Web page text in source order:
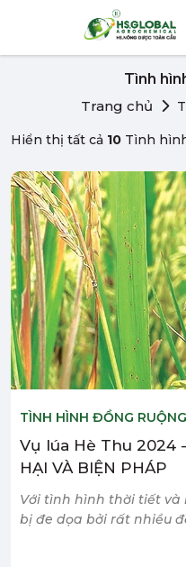
Tình
Trang chủ
Hiển thị tất cả 10 Tình
TÌNH HÌNH ĐỒNG RUỘNG
Vụ lúa Hè Thu 2024
HẠI VÀ BIỆN PHÁP
Với tình hình thời tiết và
bị đe dọa bởi rất nhiều